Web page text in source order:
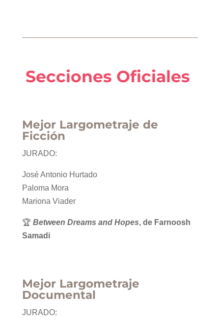
Secciones Oficiales
Mejor Largometraje de
Ficción
JURADO:
José Antonio Hurtado
Paloma Mora
Mariona Viader
🏆 Between Dreams and Hopes, de Farnoosh
Samadi
Mejor Largometraje
Documental
JURADO: